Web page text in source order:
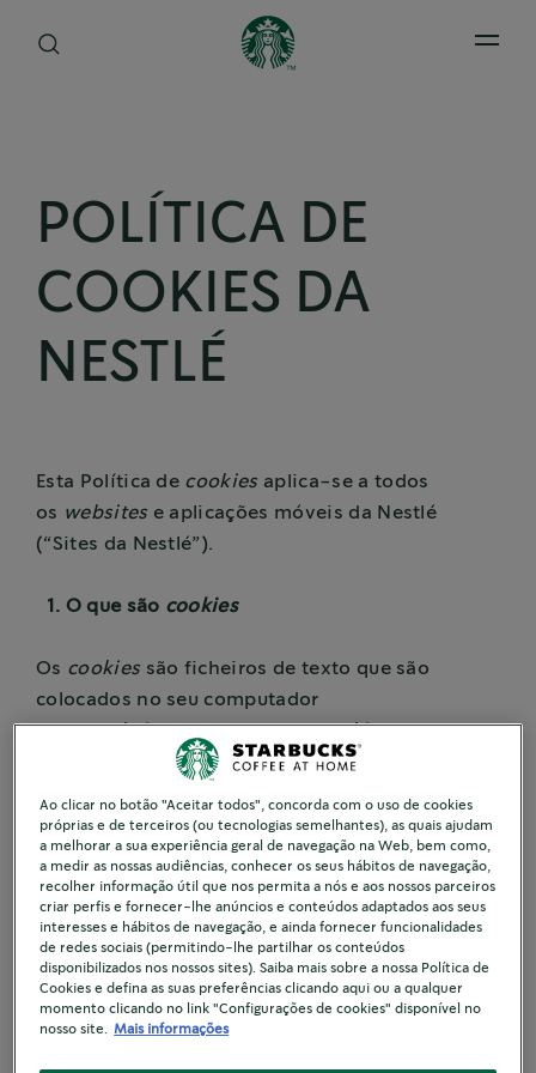
Open
POLÍTICA DE
COOKIES DA
NESTLÉ
Esta Política de cookies aplica-se a todos
os websites e aplicações móveis da Nestlé
(“Sites da Nestlé”).
1. O que são cookies
Os cookies são ficheiros de texto que são
colocados no seu computador
peloswebsitesque visita. Oscookiessão então
websitede origem em cada uma
outrowebsiteque reconheça talcookie . São
amplamente usados para fazer com que
oswebsitesfuncionem, ou para que funcionem
de forma mais eficaz, bem como para facultar
informações aos proprietários dowebsite
Usamos o termo “cookies” ao longo do presente
Ao clicar no botão "Aceitar todos", concorda com o uso de cookies
próprias e de terceiros (ou tecnologias semelhantes), as quais ajudam
a melhorar a sua experiência geral de navegação na Web, bem como,
a medir as nossas audiências, conhecer os seus hábitos de navegação,
recolher informação útil que nos permita a nós e aos nossos parceiros
criar perfis e fornecer-lhe anúncios e conteúdos adaptados aos seus
interesses e hábitos de navegação, e ainda fornecer funcionalidades
de redes sociais (permitindo-lhe partilhar os conteúdos
disponibilizados nos nossos sites). Saiba mais sobre a nossa Política de
Cookies e defina as suas preferências clicando aqui ou a qualquer
momento clicando no link "Configurações de cookies" disponível no
nosso site. Mais informações